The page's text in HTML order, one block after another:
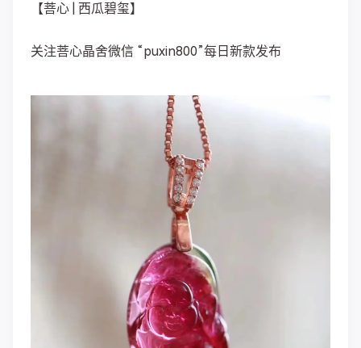
【菩心 | 西瓜碧玺】
关注菩心晶舍微信 “puxin800”每日新款发布